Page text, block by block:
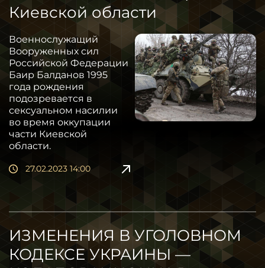
Киевской области
Военнослужащий
Вооруженных сил
Российской Федерации
Баир Балданов 1995
года рождения
подозревается в
сексуальном насилии
во время оккупации
части Киевской
области.
27.02.2023 14:00
ИЗМЕНЕНИЯ В УГОЛОВНОМ
КОДЕКСЕ УКРАИНЫ —